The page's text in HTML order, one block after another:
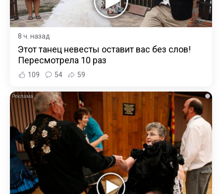
8 ч. назад
Этот танец невесты оставит вас без слов!
Пересмотрела 10 раз
109 54 59
i